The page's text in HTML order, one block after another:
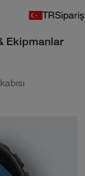
TR
Ekipmanlar